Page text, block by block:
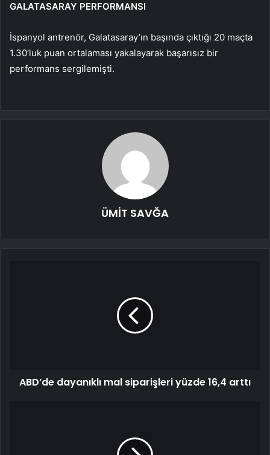
GALATASARAY PERFORMANSI
İspanyol antrenör, Galatasaray’ın başında çıktığı 20 maçta
1.30’luk puan ortalaması yakalayarak başarısız bir
performans sergilemişti.
ÜMİT SAVĞA
ABD’de dayanıklı mal siparişleri yüzde 16,4 arttı